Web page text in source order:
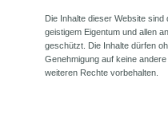
Die Inhalte dieser Website
geistigem Eigentum und allen
geschützt. Die Inhalte dürfen
Genehmigung auf keine
weiteren Rechte vorbehalten.